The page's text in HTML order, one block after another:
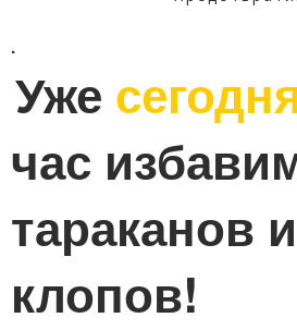
.
Уже
час
тараканов и
клопов!